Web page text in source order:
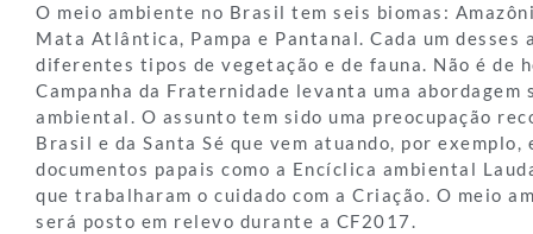
O meio ambiente no Brasil tem seis biomas:
Mata Atlântica, Pampa e Pantanal. Cada um desses
diferentes tipos de vegetação e de fauna. Não é de
Campanha da Fraternidade levanta uma abordagem
ambiental. O assunto tem sido uma preocupação
Brasil e da Santa Sé que vem atuando, por exemplo,
documentos papais como a Encíclica ambiental
que trabalharam o cuidado com a Criação. O meio
será posto em relevo durante a CF2017.